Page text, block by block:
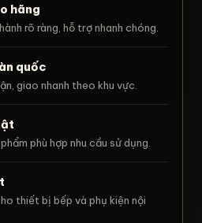
hãng
rõ ràng, hỗ trợ nhanh chóng.
quốc
giao nhanh theo khu vực.
phù hợp nhu cầu sử dụng.
thiết bị bếp và phụ kiện nội